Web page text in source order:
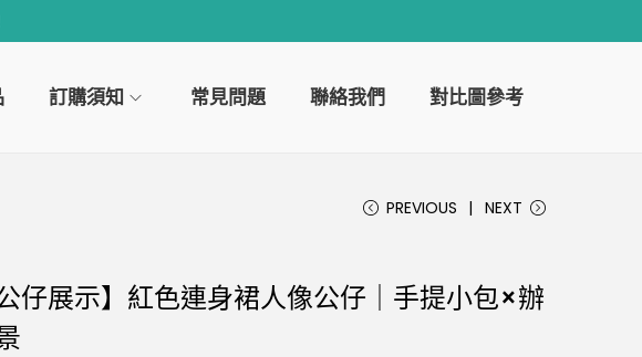
訂購須知 常見問題 聯絡我們 對比圖參考
PREVIOUS NEXT
公仔展示】紅色連身裙人像公仔｜手提小包×辦